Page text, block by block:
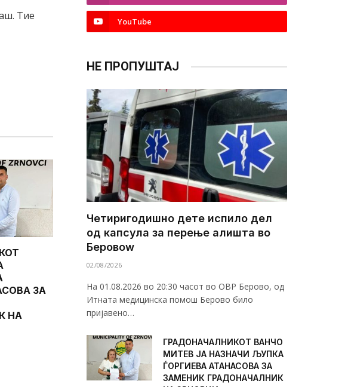
Тие
ЗА
НА
YouTube
НЕ ПРОПУШТАЈ
Четиригодишно дете испило дел
од капсула за перење алишта во
Беровоw
02/08/2026
На 01.08.2026 во 20:30 часот во ОВР Берово, од
Итната медицинска помош Берово било
пријавено…
ГРАДОНАЧАЛНИКОТ ВАНЧО
МИТЕВ ЈА НАЗНАЧИ ЉУПКА
ЃОРГИЕВА АТАНАСОВА ЗА
ЗАМЕНИК ГРАДОНАЧАЛНИК